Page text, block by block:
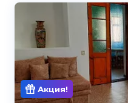
Акция!